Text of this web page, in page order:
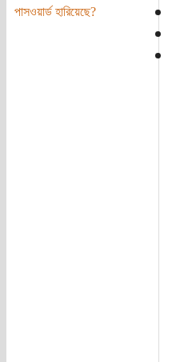
পাসওয়ার্ড হারিয়েছে?